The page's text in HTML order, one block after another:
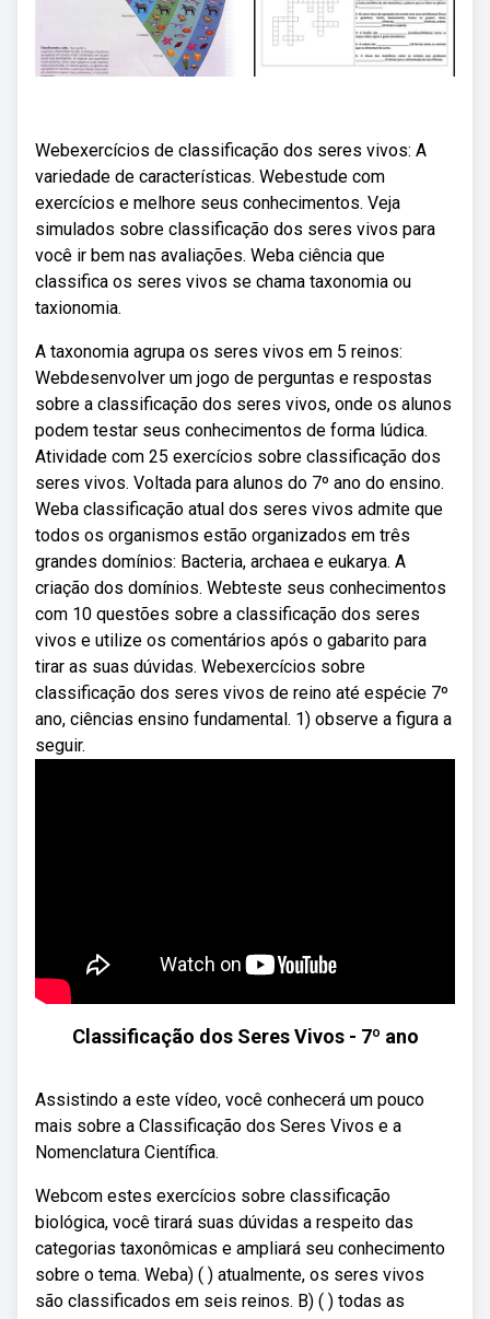
Webexercícios de classificação dos seres vivos: A
variedade de características. Webestude com
exercícios e melhore seus conhecimentos. Veja
simulados sobre classificação dos seres vivos para
você ir bem nas avaliações. Weba ciência que
classifica os seres vivos se chama taxonomia ou
taxionomia.
A taxonomia agrupa os seres vivos em 5 reinos:
Webdesenvolver um jogo de perguntas e respostas
sobre a classificação dos seres vivos, onde os alunos
podem testar seus conhecimentos de forma lúdica.
Atividade com 25 exercícios sobre classificação dos
seres vivos. Voltada para alunos do 7º ano do ensino.
Weba classificação atual dos seres vivos admite que
todos os organismos estão organizados em três
grandes domínios: Bacteria, archaea e eukarya. A
criação dos domínios. Webteste seus conhecimentos
com 10 questões sobre a classificação dos seres
vivos e utilize os comentários após o gabarito para
tirar as suas dúvidas. Webexercícios sobre
classificação dos seres vivos de reino até espécie 7º
ano, ciências ensino fundamental. 1) observe a figura a
seguir.
Classificação dos Seres Vivos - 7º ano
Assistindo a este vídeo, você conhecerá um pouco
mais sobre a Classificação dos Seres Vivos e a
Nomenclatura Científica.
Webcom estes exercícios sobre classificação
biológica, você tirará suas dúvidas a respeito das
categorias taxonômicas e ampliará seu conhecimento
sobre o tema. Weba) ( ) atualmente, os seres vivos
são classificados em seis reinos. B) ( ) todas as